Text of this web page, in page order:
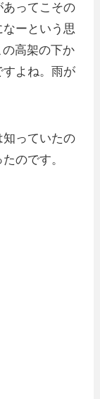
ってこその
ーという思
高架の下か
すよね。雨が
っていたの
のです。